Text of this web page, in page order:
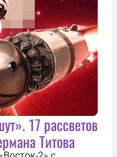
17 рассветов
Титова